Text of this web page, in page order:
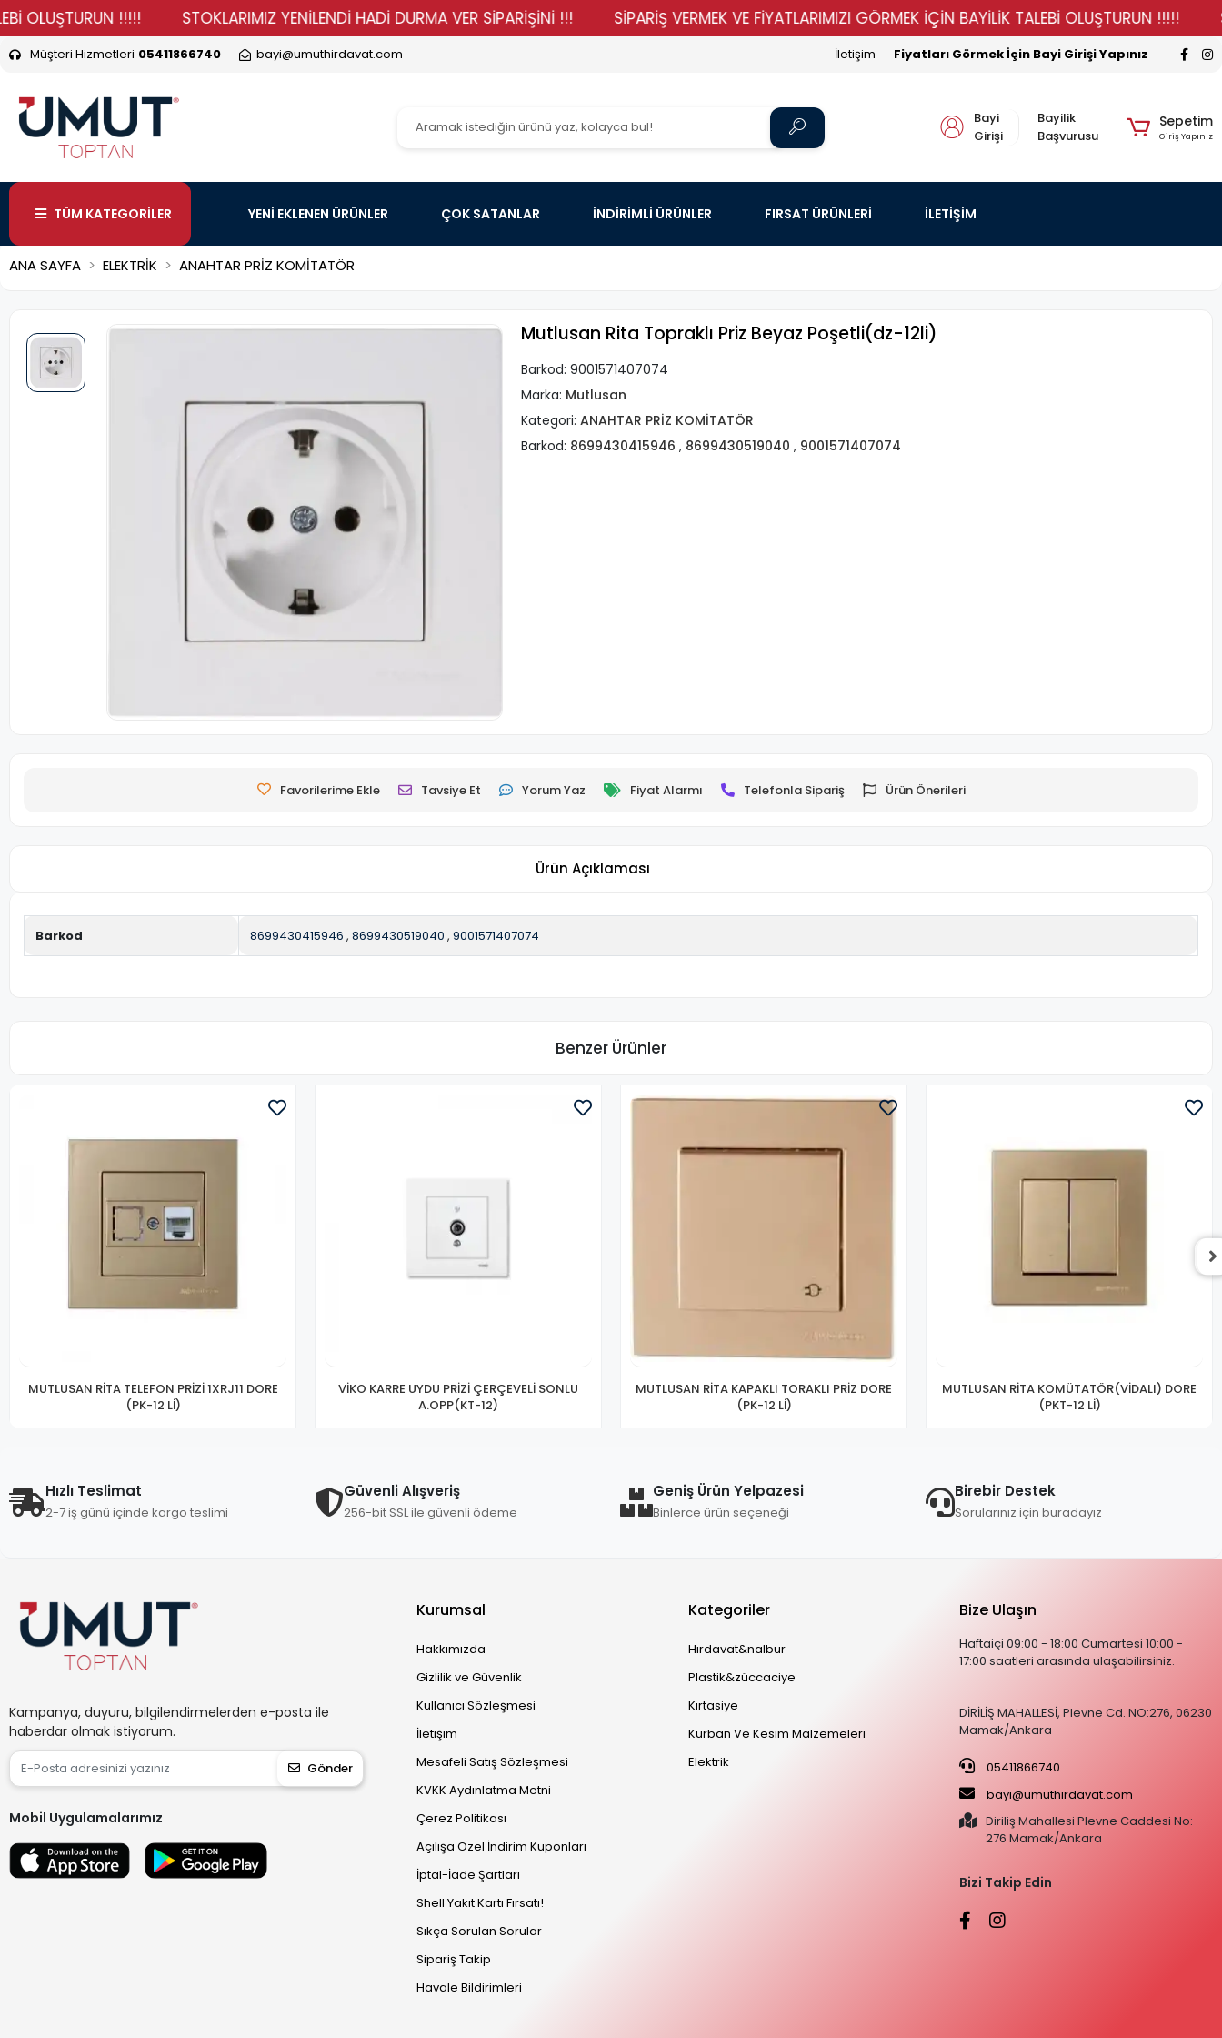
!!!!! STOKLARIMIZ YENİLENDİ HADİ DURMA VER SİPARİŞİNİ !!! SİPARİŞ VERMEK VE FİYATLARIMIZI GÖRMEK İÇİN BAYİLİK TALEBİ OLUŞTURUN !!!!!
Müşteri Hizmetleri 05411866740 bayi@umuthirdavat.com Fiyatları Görmek İçin Bayi Girişi Yapınız
İletişim
Bayi
Girişi
Bayilik
Başvurusu
Sepetim
Giriş Yapınız
TÜM KATEGORİLER YENİ EKLENEN ÜRÜNLER ÇOK SATANLAR İNDİRİMLİ ÜRÜNLER FIRSAT ÜRÜNLERİ İLETİŞİM
ANA SAYFA ELEKTRİK ANAHTAR PRİZ KOMİTATÖR
Mutlusan Rita Topraklı Priz Beyaz Poşetli(dz-12li)
Barkod: 9001571407074
Marka: Mutlusan
Kategori: ANAHTAR PRİZ KOMİTATÖR
Barkod: 8699430415946 , 8699430519040 , 9001571407074
Favorilerime Ekle Tavsiye Et Yorum Yaz Fiyat Alarmı Telefonla Sipariş Ürün Önerileri
Ürün Açıklaması
Barkod 8699430415946 , 8699430519040 , 9001571407074
Benzer Ürünler
MUTLUSAN RİTA TELEFON PRİZİ 1XRJ11 DORE
(PK-12 Lİ)
VİKO KARRE UYDU PRİZİ ÇERÇEVELİ SONLU
A.OPP(KT-12)
MUTLUSAN RİTA KAPAKLI TORAKLI PRİZ DORE
(PK-12 Lİ)
MUTLUSAN RİTA KOMÜTATÖR(VİDALI) DORE
(PKT-12 Lİ)
Hızlı Teslimat
2-7 iş günü içinde kargo teslimi
Güvenli Alışveriş
256-bit SSL ile güvenli ödeme
Geniş Ürün Yelpazesi
Binlerce ürün seçeneği
Birebir Destek
Sorularınız için buradayız
Kampanya, duyuru, bilgilendirmelerden e-posta ile
haberdar olmak istiyorum.
Gönder
Mobil Uygulamalarımız
Kurumsal
Hakkımızda
Gizlilik ve Güvenlik
Kullanıcı Sözleşmesi
İletişim
Mesafeli Satış Sözleşmesi
KVKK Aydınlatma Metni
Çerez Politikası
Açılışa Özel İndirim Kuponları
İptal-İade Şartları
Shell Yakıt Kartı Fırsatı!
Sıkça Sorulan Sorular
Sipariş Takip
Havale Bildirimleri
Kategoriler
Hırdavat&nalbur
Plastik&züccaciye
Kırtasiye
Kurban Ve Kesim Malzemeleri
Elektrik
Bize Ulaşın
Haftaiçi 09:00 - 18:00 Cumartesi 10:00 -
17:00 saatleri arasında ulaşabilirsiniz.
DİRİLİŞ MAHALLESİ, Plevne Cd. NO:276, 06230
Mamak/Ankara
05411866740
bayi@umuthirdavat.com
Diriliş Mahallesi Plevne Caddesi No:
276 Mamak/Ankara
Bizi Takip Edin